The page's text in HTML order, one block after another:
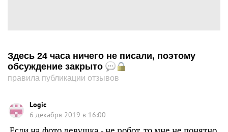
Здесь 24 часа ничего не писали, поэтому
обсуждение закрыто
правила публикации отзывов
Logic
6 декабря 2019 в 16:00